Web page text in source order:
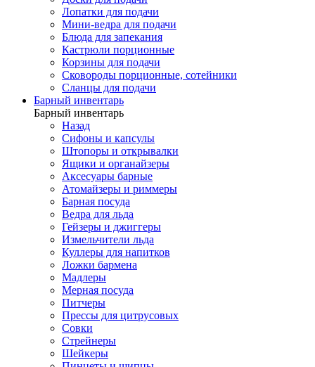
Лопатки для подачи
Мини-ведра для подачи
Блюда для запекания
Кастрюли порционные
Корзины для подачи
Сковороды порционные, сотейники
Сланцы для подачи
Барный инвентарь
Барный инвентарь
Назад
Сифоны и капсулы
Штопоры и открывалки
Ящики и органайзеры
Аксесуары барные
Атомайзеры и риммеры
Барная посуда
Ведра для льда
Гейзеры и джиггеры
Измельчители льда
Куллеры для напитков
Ложки бармена
Мадлеры
Мерная посуда
Питчеры
Прессы для цитрусовых
Совки
Стрейнеры
Шейкеры